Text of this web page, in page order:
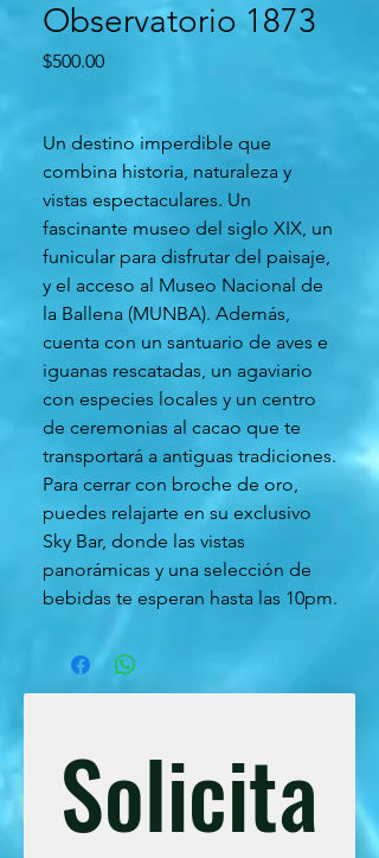
Observatorio 1873
$500.00Precio
Un destino imperdible que
combina historia, naturaleza y
vistas espectaculares. Un
fascinante museo del siglo XIX, un
funicular para disfrutar del paisaje,
y el acceso al Museo Nacional de
la Ballena (MUNBA). Además,
cuenta con un santuario de aves e
iguanas rescatadas, un agaviario
con especies locales y un centro
de ceremonias al cacao que te
transportará a antiguas tradiciones.
Para cerrar con broche de oro,
puedes relajarte en su exclusivo
Sky Bar, donde las vistas
panorámicas y una selección de
bebidas te esperan hasta las 10pm.
Solicita